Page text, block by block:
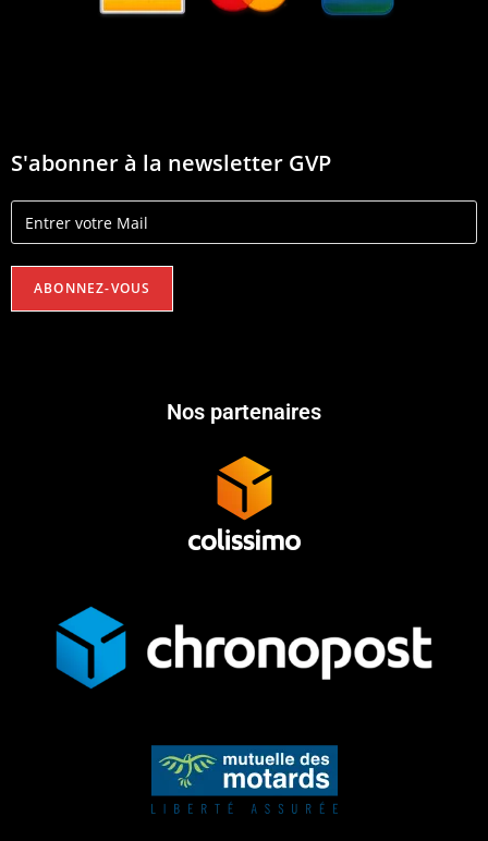
S'abonner à la newsletter GVP
Nos partenaires